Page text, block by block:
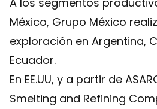
México, Grupo México
exploración en Argentina,
Ecuador.
En EE.UU, y a partir de
Smelting and Refining